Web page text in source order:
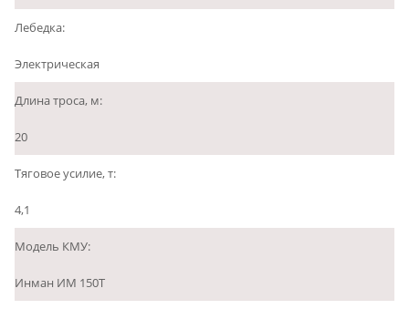
Лебедка:
Электрическая
Длина троса, м:
20
Тяговое усилие, т:
4,1
Модель КМУ:
Инман ИМ 150Т